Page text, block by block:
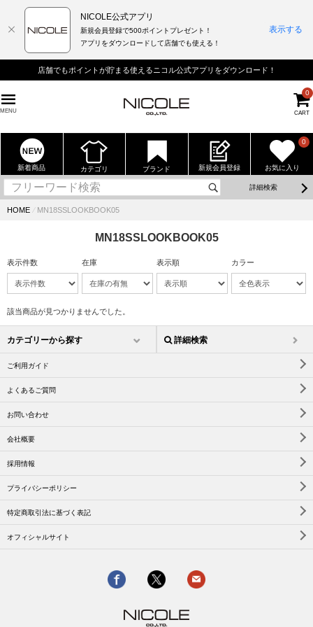
店舗でもポイントが貯まる使えるニコル公式アプリをダウンロード！
MENU CART
0
新着商品 カテゴリ ブランド 新規会員登録 お気に入り
0
詳細検索
HOME ⁄ MN18SSLOOKBOOK05
MN18SSLOOKBOOK05
表示件数 在庫 表示順 カラー
該当商品が見つかりませんでした。
カテゴリーから探す 詳細検索
ご利用ガイド
よくあるご質問
お問い合わせ
会社概要
採用情報
プライバシーポリシー
特定商取引法に基づく表記
オフィシャルサイト
NICOLE公式アプリ
新規会員登録で500ポイントプレゼント！
アプリをダウンロードして店舗でも使える！
表示する